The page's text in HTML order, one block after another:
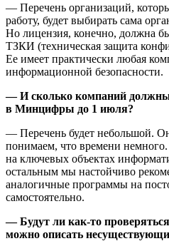
— Перечень организаций,
работу, будет выбирать сама
Но лицензия, конечно, должна
ТЗКИ (техническая защита
Ее имеет практически любая
информационной безопасности.
— И сколько компаний должны
в Минцифры до 1 июля?
— Перечень будет небольшой.
понимаем, что времени
на ключевых объектах
остальным мы настойчиво
аналогичные программы на
самостоятельно.
— Будут ли как-то
можно описать